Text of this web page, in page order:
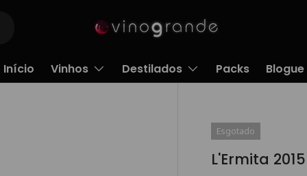
Início Vinhos Destilados Packs Blogue
Esgotado
L'Ermita 2015